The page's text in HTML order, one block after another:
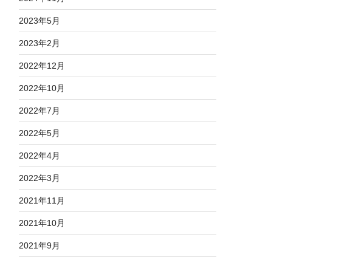
2023年5月
2023年2月
2022年12月
2022年10月
2022年7月
2022年5月
2022年4月
2022年3月
2021年11月
2021年10月
2021年9月